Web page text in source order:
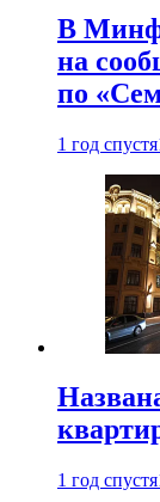
В
на
по
1 год спустя
1 год спустя